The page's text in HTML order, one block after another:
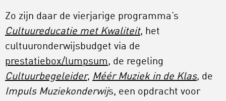
Zo zijn daar de vierjarige programma’s
Cultuureducatie met Kwaliteit, het
cultuuronderwijsbudget via de
prestatiebox/lumpsum, de regeling
Cultuurbegeleider, Méér Muziek in de Klas, de
Impuls Muziekonderwijs, een opdracht voor